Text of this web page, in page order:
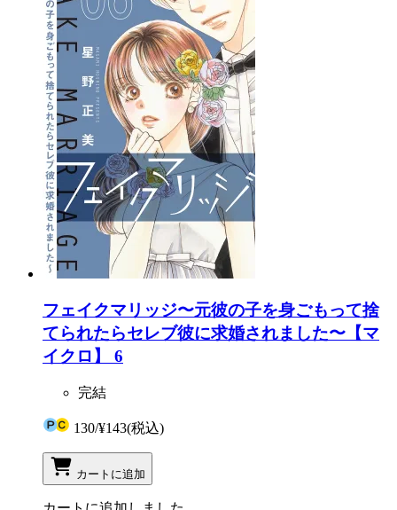
フェイクマリッジ〜元彼の子を身ごもって捨
てられたらセレブ彼に求婚されました〜【マ
イクロ】 6
完結
130/¥143(税込)
カートに追加